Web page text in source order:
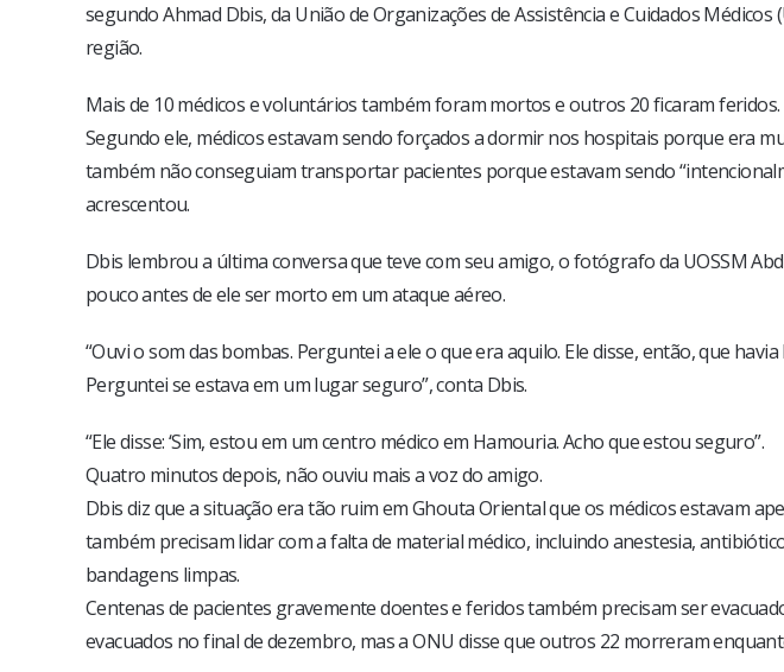
segundo Ahmad Dbis, da União de Organizações de Assistência e Cuidados Médicos
região.
Mais de 10 médicos e voluntários também foram mortos e outros 20 ficaram feridos.
Segundo ele, médicos estavam sendo forçados a dormir nos hospitais porque era
também não conseguiam transportar pacientes porque estavam sendo
acrescentou.
Dbis lembrou a última conversa que teve com seu amigo, o fotógrafo da UOSSM
pouco antes de ele ser morto em um ataque aéreo.
“Ouvi o som das bombas. Perguntei a ele o que era aquilo. Ele disse, então, que
Perguntei se estava em um lugar seguro”, conta Dbis.
“Ele disse: ‘Sim, estou em um centro médico em Hamouria. Acho que estou seguro”.
Quatro minutos depois, não ouviu mais a voz do amigo.
Dbis diz que a situação era tão ruim em Ghouta Oriental que os médicos estavam
também precisam lidar com a falta de material médico, incluindo anestesia,
bandagens limpas.
Centenas de pacientes gravemente doentes e feridos também precisam ser
evacuados no final de dezembro, mas a ONU disse que outros 22 morreram